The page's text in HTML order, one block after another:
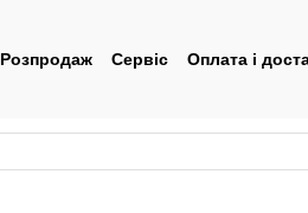
Розпродаж Сервіс Оплата і